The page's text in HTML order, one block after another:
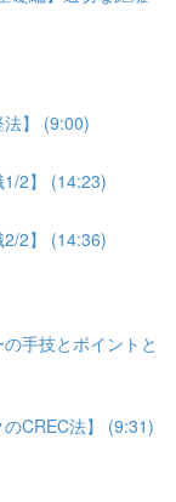
】 (9:00)
1/2】 (14:23)
2/2】 (14:36)
手技とポイントと
のCREC法】 (9:31)